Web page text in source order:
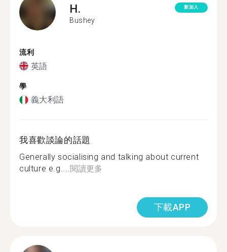
H.
Bushey
新加入
流利
英語
學
義大利語
我喜歡談論的話題
Generally socialising and talking about current
culture e.g....閱讀更多
下載APP